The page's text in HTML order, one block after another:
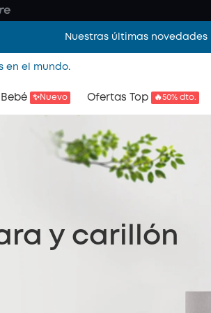
Nuestras últimas novedades
en el mundo.
✨Nuevo Ofertas Top 🔥50% dto.
y carillón